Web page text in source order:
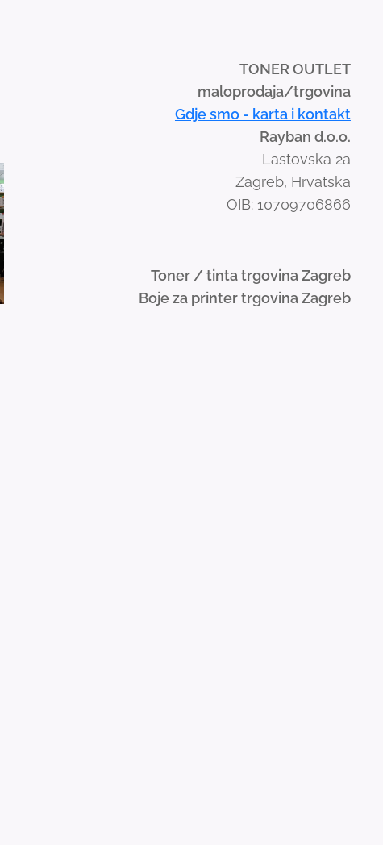
TONER OUTLET
maloprodaja/trgovina
Gdje smo - karta i kontakt
Rayban d.o.o.
Lastovska 2a
Zagreb, Hrvatska
OIB: 10709706866
Toner / tinta trgovina Zagreb
Boje za printer trgovina Zagreb